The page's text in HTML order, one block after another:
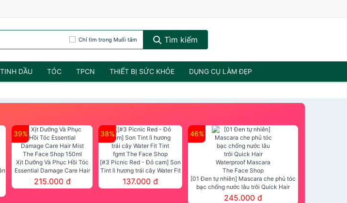
Chỉ tìm trong Muối tắm Tìm kiếm
TINH DẦU TÓC TPCN THIẾT BỊ SỨC KHỎE DỤNG CỤ LÀM ĐẸP
39%
Xịt Dưỡng Và Phục Hồi Tóc
Essential Damage Care Hair
Mist The Face Shop 150ml
215.000 đ
38%
[#3 Picnic Red - Đỏ cam] Son
Tint lì hương trái cây Water Fit
Tint fgmt The Face Shop
137.000 đ
46%
[01 Đen tự nhiên] Mascara che phủ tóc
bạc chống nước lâu trôi Quick Hair
Waterproof Mascara The Face Shop
245.000 đ